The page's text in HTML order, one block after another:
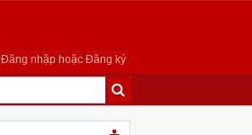
Đăng nhập hoặc Đăng ký